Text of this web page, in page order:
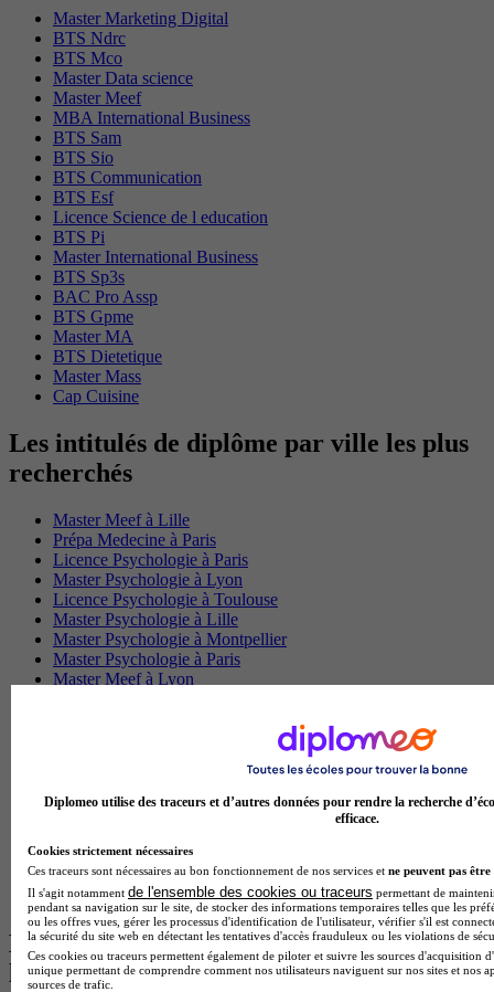
Master Marketing Digital
BTS Ndrc
BTS Mco
Master Data science
Master Meef
MBA International Business
BTS Sam
BTS Sio
BTS Communication
BTS Esf
Licence Science de l education
BTS Pi
Master International Business
BTS Sp3s
BAC Pro Assp
BTS Gpme
Master MA
BTS Dietetique
Master Mass
Cap Cuisine
Les intitulés de diplôme par ville les plus
recherchés
Master Meef à Lille
Prépa Medecine à Paris
Licence Psychologie à Paris
Master Psychologie à Lyon
Licence Psychologie à Toulouse
Master Psychologie à Lille
Master Psychologie à Montpellier
Master Psychologie à Paris
Master Meef à Lyon
Licence Psychologie à Lille
Master Psychologie à Angers
BTS Communication à Lyon
BTS Ndrc à Lyon
Les intitulés de diplôme par alternance
les plus recherchés
Diplomeo utilise des traceurs et d’autres données pour rendre la recherche
efficace.
Cookies strictement nécessaires
Ces traceurs sont nécessaires au bon fonctionnement de nos services et ne peuvent pas être
Il s'agit notamment de l'ensemble des cookies ou traceurs permettant de
pendant sa navigation sur le site, de stocker des informations temporaires telles que les
ou les offres vues, gérer les processus d'identification de l'utilisateur, vérifier s'il est
la sécurité du site web en détectant les tentatives d'accès frauduleux ou les violations de
Ces cookies ou traceurs permettent également de piloter et suivre les sources d'acquisition
unique permettant de comprendre comment nos utilisateurs naviguent sur nos sites et nos
sources de trafic.